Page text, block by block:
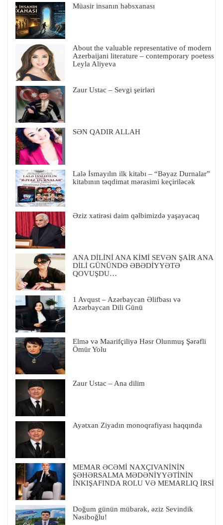
Müasir insanın həbsxanası
About the valuable representative of modern
Azerbaijani literature – contemporary poetess
Leyla Aliyeva
Zaur Ustac – Sevgi şeirləri
SƏN QADIR ALLAH
Lalə İsmayılın ilk kitabı – “Bəyaz Durnalar”
kitabının təqdimat mərasimi keçiriləcək
Əziz xatirəsi daim qəlbimizdə yaşayacaq
ANA DİLİNİ ANA KİMİ SEVƏN ŞAİR ANA
DİLİ GÜNÜNDƏ ƏBƏDİYYƏTƏ
QOVUŞDU…
1 Avqust – Azərbaycan Əlifbası və
Azərbaycan Dili Günü
Elmə və Maarifçiliyə Həsr Olunmuş Şərəfli
Ömür Yolu
Zaur Ustac – Ana dilim
Ayətxan Ziyadın monoqrafiyası haqqında
MEMAR ƏCƏMİ NAXÇIVANİNİN
ŞƏHƏRSALMA MƏDƏNİYYƏTİNİN
İNKIŞAFINDA ROLU VƏ MEMARLIQ İRSİ
Doğum günün mübarək, əziz Sevindik
Nəsiboğlu!